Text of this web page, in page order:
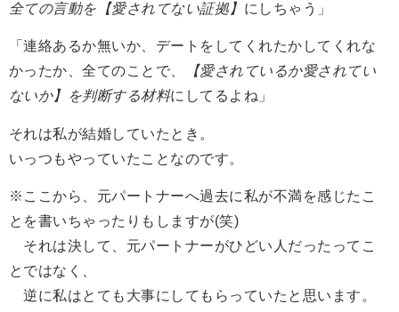
全ての言動を【愛されてない証拠】 にしちゃう」
「連絡あるか無いか、デートをしてくれたかしてくれな
かったか、全てのことで、
【愛されているか愛されてい
ないか】を判断する材料にしてるよね」
それは私が結婚していたとき。
いっつもやっていたことなのです。
※ここから、元パートナーへ過去に私が不満を感じたこ
とを書いちゃったりもしますが(笑)
それは決して、元パートナーがひどい人だったってこ
とではなく、
逆に私はとても大事にしてもらっていたと思います。